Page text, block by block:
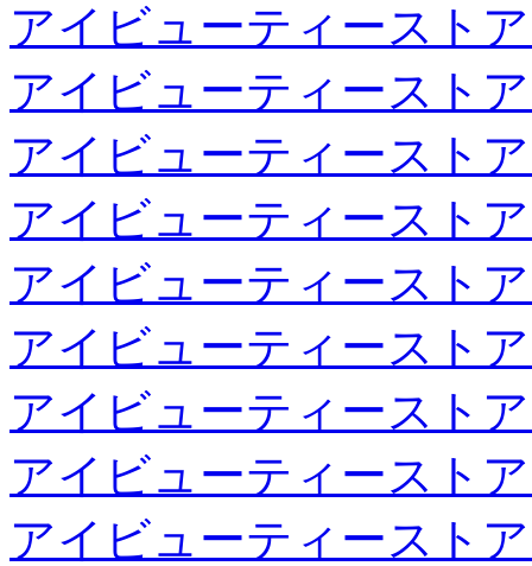
アイビューティースト
アイビューティースト
アイビューティースト
アイビューティースト
アイビューティースト
アイビューティースト
アイビューティースト
アイビューティースト
アイビューティースト